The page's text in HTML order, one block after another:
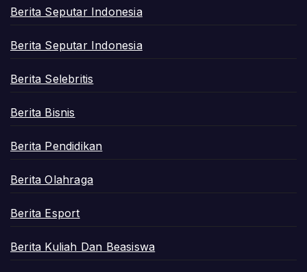
Berita Seputar Indonesia
Berita Seputar Indonesia
Berita Selebritis
Berita Bisnis
Berita Pendidikan
Berita Olahraga
Berita Esport
Berita Kuliah Dan Beasiswa